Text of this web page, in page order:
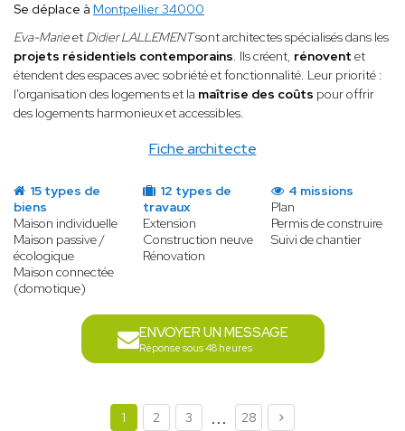
Fiche architecte
Se déplace à Montpellier 34000
Eva-Marieet Didier LALLEMENTsont architectes spécialisés dans les
projets résidentiels contemporains. Ils créent, rénovent et
étendent des espaces avec sobriété et fonctionnalité. Leur priorité :
l'organisation des logements et la maîtrise des coûts pour offrir
des logements harmonieux et accessibles.
15 types de
biens
Maison individuelle
Maison passive /
écologique
Maison connectée
(domotique)
12 types de
travaux
Extension
Construction neuve
Rénovation
4 missions
Plan
Permis de construire
Suivi de chantier
ENVOYER UN MESSAGE
Réponse sous 48 heures
1 2 3 ... 28